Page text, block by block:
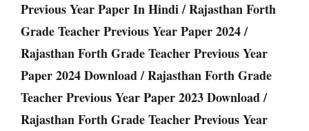
Previous Year Paper In Hindi / Rajasthan Forth
Grade Teacher Previous Year Paper 2024 /
Rajasthan Forth Grade Teacher Previous Year
Paper 2024 Download / Rajasthan Forth Grade
Teacher Previous Year Paper 2023 Download /
Rajasthan Forth Grade Teacher Previous Year